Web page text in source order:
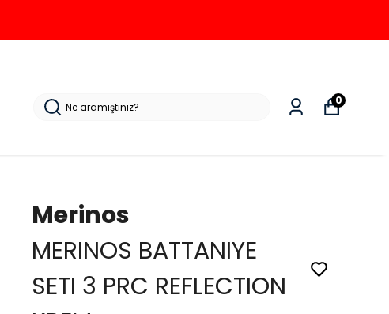
0
Merinos
MERINOS BATTANIYE
SETI 3 PRC REFLECTION